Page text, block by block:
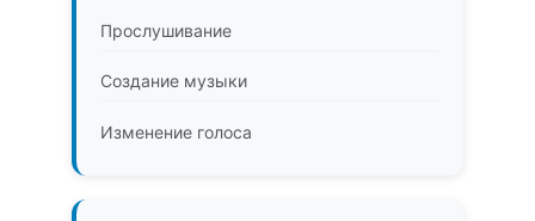
Прослушивание
Создание музыки
Изменение голоса